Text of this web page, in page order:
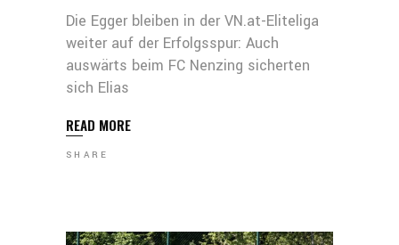
Die Egger bleiben in der VN.at-Eliteliga
weiter auf der Erfolgsspur: Auch
auswärts beim FC Nenzing sicherten
sich Elias
READ MORE
SHARE